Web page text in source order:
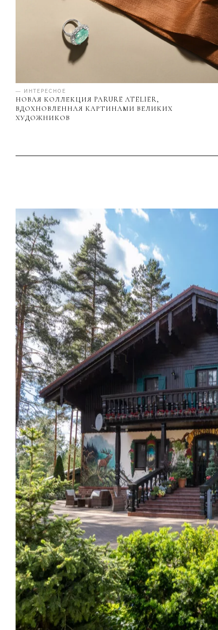
— ИНТЕРЕСНОЕ
НОВАЯ КОЛЛЕКЦИЯ PARURE ATELIER,
ВДОХНОВЛЕННАЯ КАРТИНАМИ ВЕЛИКИХ
ХУДОЖНИКОВ